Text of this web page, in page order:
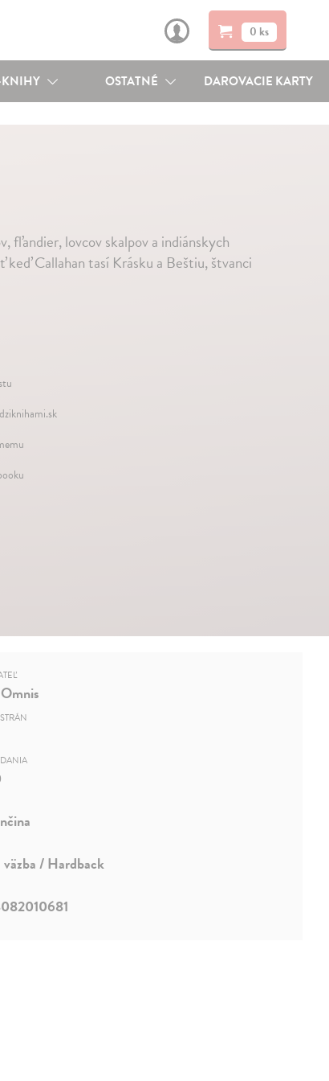
0 ks
OSTATNÉ DAROVACIE KARTY
fľandier, lovcov skalpov a indiánskych
keď Callahan tasí Krásku a Beštiu, štvanci
väzba / Hardback